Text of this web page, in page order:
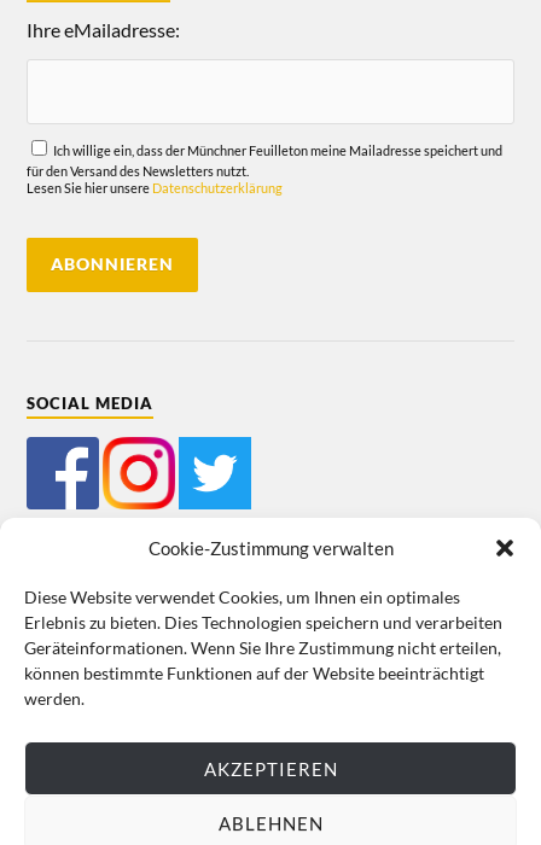
Cookie-Zustimmung verwalten
Diese Website verwendet Cookies, um Ihnen ein optimales
Erlebnis zu bieten. Dies Technologien speichern und verarbeiten
Geräteinformationen. Wenn Sie Ihre Zustimmung nicht erteilen,
können bestimmte Funktionen auf der Website beeinträchtigt
werden.
AKZEPTIEREN
ABLEHNEN
Ihre eMailadresse:
Ich willige ein, dass der Münchner Feuilleton meine Mailadresse speichert und
für den Versand des Newsletters nutzt.
Lesen Sie hier unsere Datenschutzerklärung
SOCIAL MEDIA
Impressum Datenschutz Cookie-Richtlinie (EU) AGB